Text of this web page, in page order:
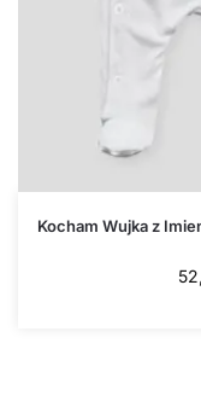
Kocham Wujka z